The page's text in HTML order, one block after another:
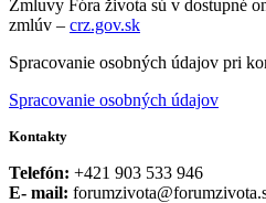
Zmluvy Fóra života sú v dostupné
zmlúv – crz.gov.sk
Spracovanie osobných údajov pri
Spracovanie osobných údajov
Kontakty
Telefón: +421 903 533 946
E- mail: